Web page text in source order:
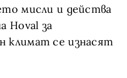
мисли и действа
Hoval за
климат се изнасят